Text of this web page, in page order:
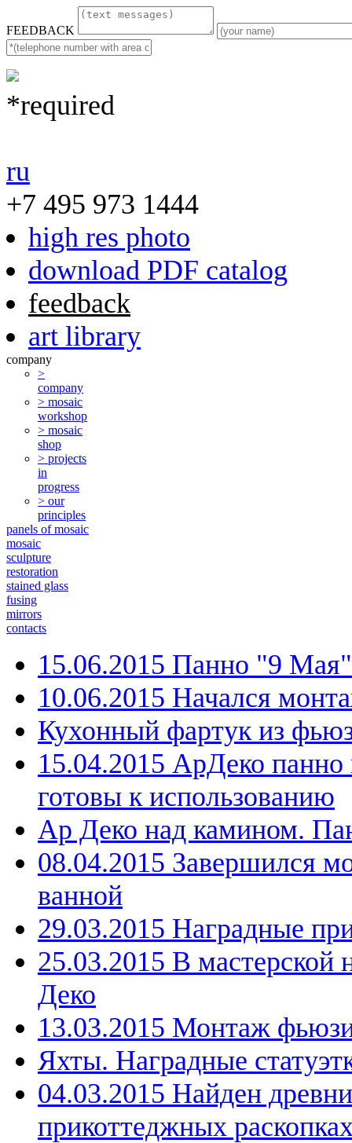
FEEDBACK
*required
ru
+7 495 973 1444
high res photo
download PDF catalog
feedback
art library
company
>
company
> mosaic
workshop
> mosaic
shop
> projects
in
progress
> our
principles
panels of mosaic
mosaic
sculpture
restoration
stained glass
fusing
mirrors
contacts
15.06.2015 Панно "9
10.06.2015 Начался
Кухонный фартук из
15.04.2015 АрДеко
готовы к использованию
Ар Деко над камином.
08.04.2015 Завершился
ванной
29.03.2015 Наградные
25.03.2015 В мастерской
Деко
13.03.2015 Монтаж
Яхты. Наградные
04.03.2015 Найден
прикоттеджных